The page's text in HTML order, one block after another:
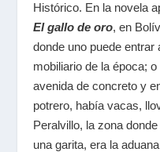
Histórico. En la novela
El gallo de oro, en
donde uno puede
mobiliario de la época;
avenida de concreto y
potrero, había vacas,
Peralvillo, la zona
una garita, era la